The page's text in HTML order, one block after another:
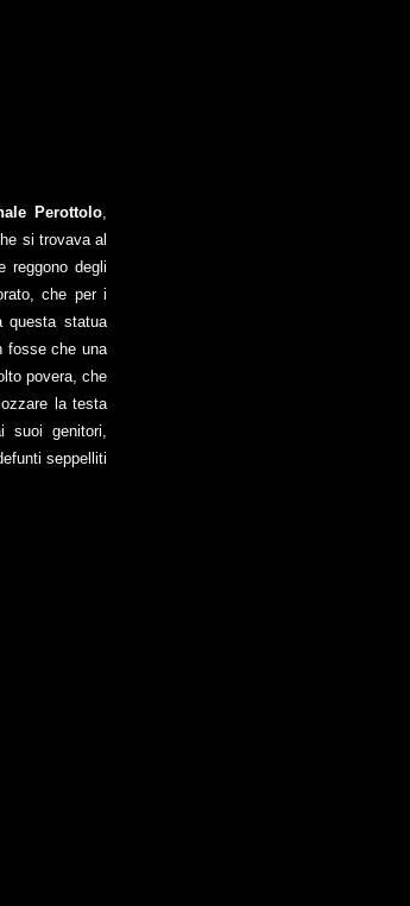
Perottolo,
si trovava al
reggono degli
che per i
questa statua
fosse che una
povera, che
la testa
suoi genitori,
seppelliti